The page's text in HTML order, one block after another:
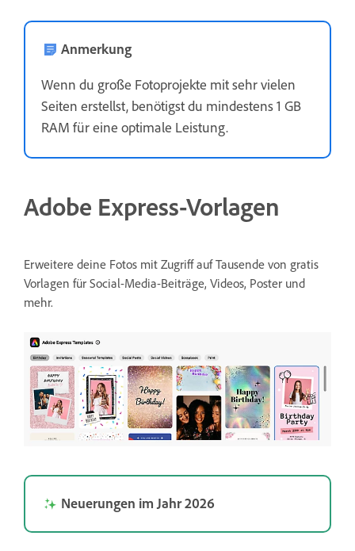
Anmerkung
Wenn du große Fotoprojekte mit sehr vielen
Seiten erstellst, benötigst du mindestens 1 GB
RAM für eine optimale Leistung.
Adobe Express-Vorlagen
Erweitere deine Fotos mit Zugriff auf Tausende von gratis
Vorlagen für Social-Media-Beiträge, Videos, Poster und
mehr.
Neuerungen im Jahr 2026